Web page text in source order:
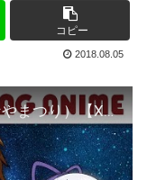
コピー
2018.08.05
約束の七夜祭り（やくそくのななやまつり）【XFLAG ANIME】